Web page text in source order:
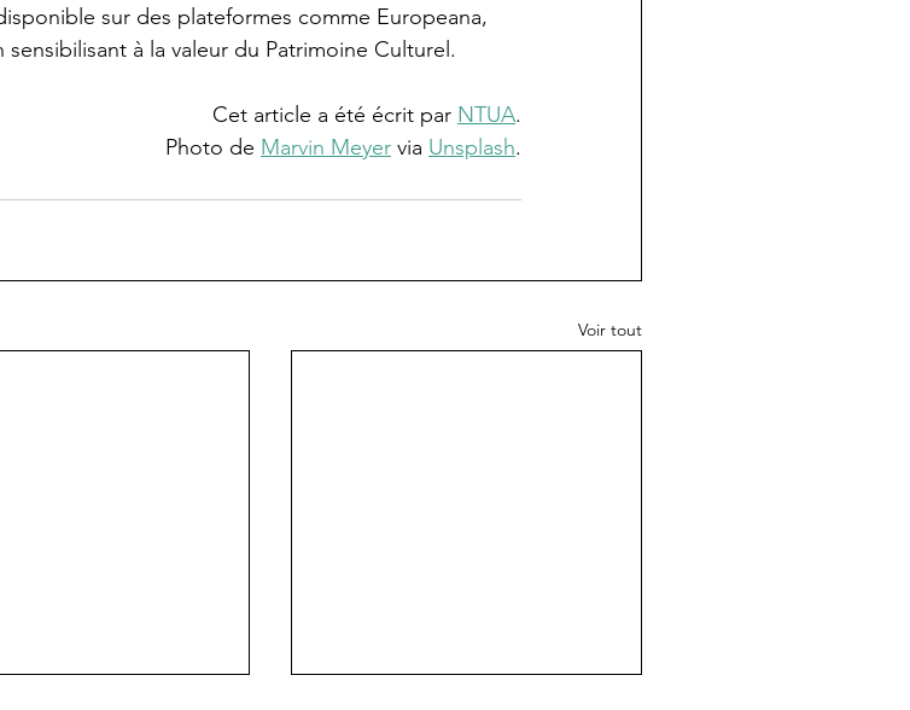
sur des plateformes comme Europeana,
à la valeur du Patrimoine Culturel.
Cet article a été écrit par NTUA.
Photo de Marvin Meyer via Unsplash.
Voir tout